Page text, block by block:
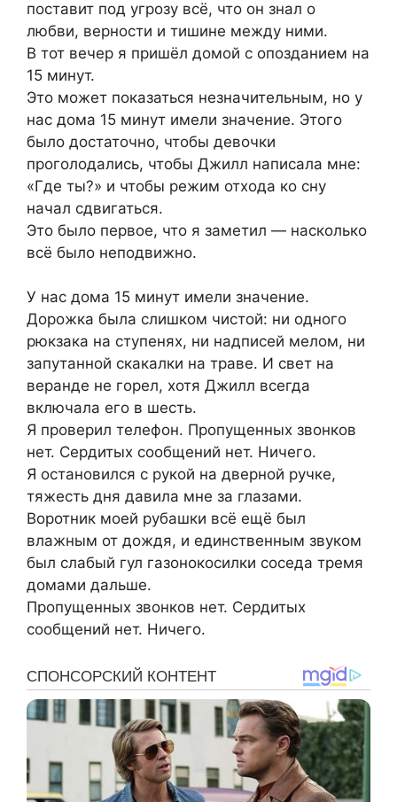
поставит под угрозу всё, что он знал о
любви, верности и тишине между ними.
В тот вечер я пришёл домой с опозданием на
15 минут.
Это может показаться незначительным, но у
нас дома 15 минут имели значение. Этого
было достаточно, чтобы девочки
проголодались, чтобы Джилл написала мне:
«Где ты?» и чтобы режим отхода ко сну
начал сдвигаться.
Это было первое, что я заметил — насколько
всё было неподвижно.
У нас дома 15 минут имели значение.
Дорожка была слишком чистой: ни одного
рюкзака на ступенях, ни надписей мелом, ни
запутанной скакалки на траве. И свет на
веранде не горел, хотя Джилл всегда
включала его в шесть.
Я проверил телефон. Пропущенных звонков
нет. Сердитых сообщений нет. Ничего.
Я остановился с рукой на дверной ручке,
тяжесть дня давила мне за глазами.
Воротник моей рубашки всё ещё был
влажным от дождя, и единственным звуком
был слабый гул газонокосилки соседа тремя
домами дальше.
Пропущенных звонков нет. Сердитых
сообщений нет. Ничего.